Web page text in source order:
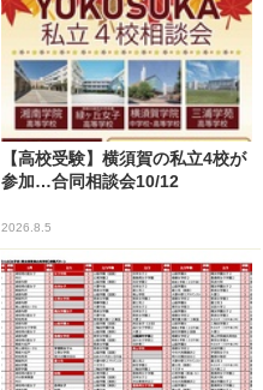
【高校受験】横須賀の私立4校が
参加…合同相談会10/12
2026.8.5